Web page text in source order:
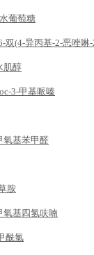
葡萄糖
双(4-异丙基-2-恶唑啉
肌醇
3-甲基哌嗪
氧基苯甲醛
胺
氧基四氢呋喃
酰氯